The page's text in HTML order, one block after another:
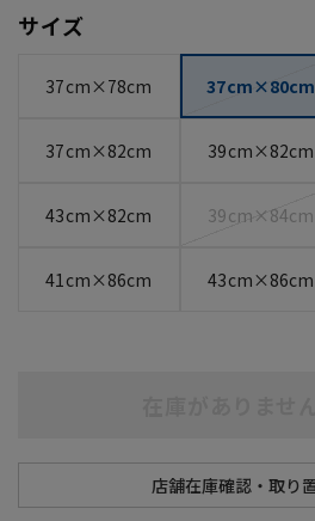
サイズ
37cm×78cm 37cm×80cm
37cm×82cm 39cm×82cm
43cm×82cm 39cm×84cm
41cm×86cm 43cm×86cm